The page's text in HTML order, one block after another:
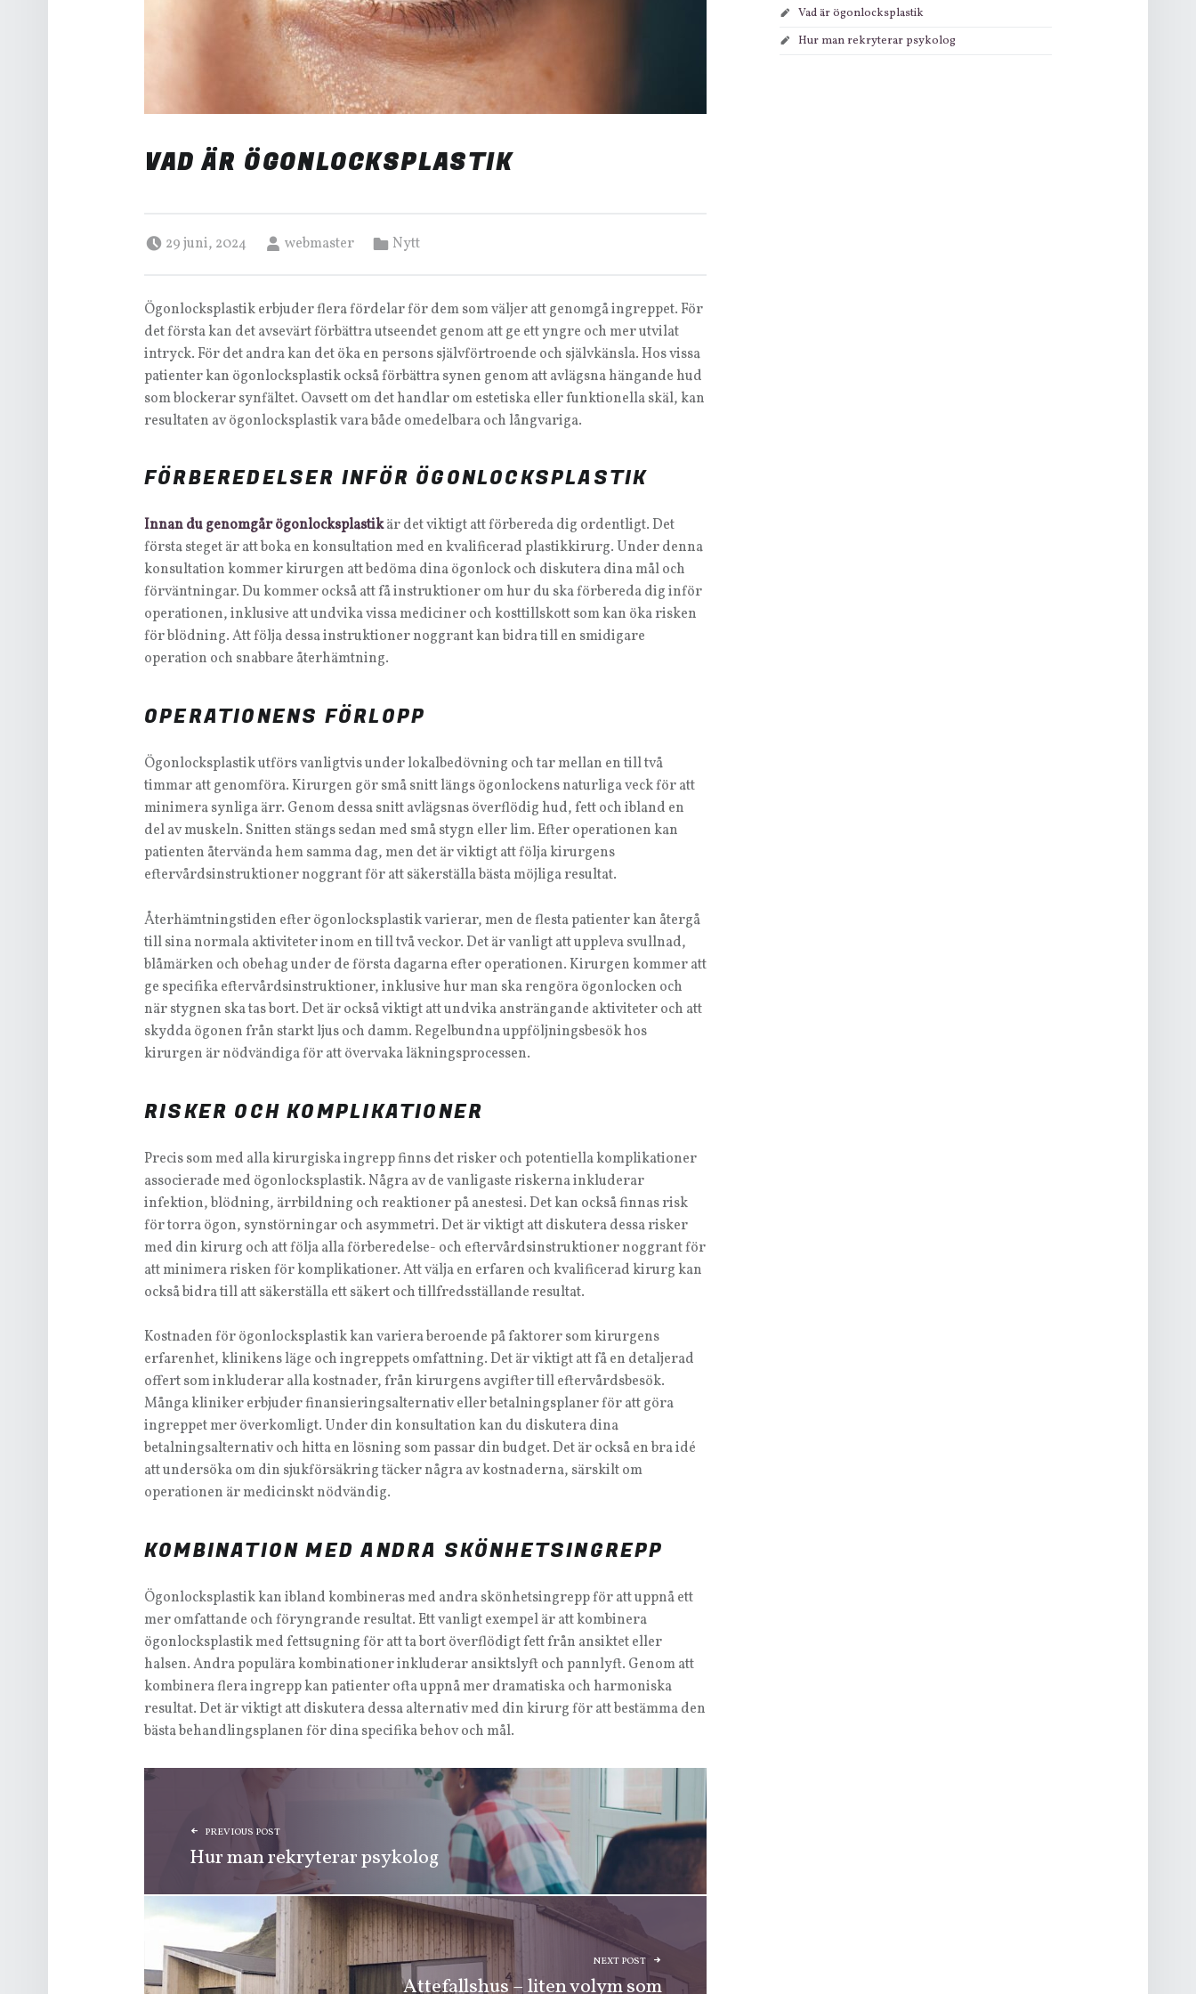
VAD ÄR ÖGONLOCKSPLASTIK
29 juni, 2024 webmaster Nytt
Ögonlocksplastik erbjuder flera fördelar för dem som väljer att genomgå ingreppet. För
det första kan det avsevärt förbättra utseendet genom att ge ett yngre och mer utvilat
intryck. För det andra kan det öka en persons självförtroende och självkänsla. Hos vissa
patienter kan ögonlocksplastik också förbättra synen genom att avlägsna hängande hud
som blockerar synfältet. Oavsett om det handlar om estetiska eller funktionella skäl, kan
resultaten av ögonlocksplastik vara både omedelbara och långvariga.
FÖRBEREDELSER INFÖR ÖGONLOCKSPLASTIK
Innan du genomgår ögonlocksplastikär det viktigt att förbereda dig ordentligt. Det
första steget är att boka en konsultation med en kvalificerad plastikkirurg. Under denna
konsultation kommer kirurgen att bedöma dina ögonlock och diskutera dina mål och
förväntningar. Du kommer också att få instruktioner om hur du ska förbereda dig inför
operationen, inklusive att undvika vissa mediciner och kosttillskott som kan öka risken
för blödning. Att följa dessa instruktioner noggrant kan bidra till en smidigare
operation och snabbare återhämtning.
OPERATIONENS FÖRLOPP
Ögonlocksplastik utförs vanligtvis under lokalbedövning och tar mellan en till två
timmar att genomföra. Kirurgen gör små snitt längs ögonlockens naturliga veck för att
minimera synliga ärr. Genom dessa snitt avlägsnas överflödig hud, fett och ibland en
del av muskeln. Snitten stängs sedan med små stygn eller lim. Efter operationen kan
patienten återvända hem samma dag, men det är viktigt att följa kirurgens
eftervårdsinstruktioner noggrant för att säkerställa bästa möjliga resultat.
Återhämtningstiden efter ögonlocksplastik varierar, men de flesta patienter kan återgå
till sina normala aktiviteter inom en till två veckor. Det är vanligt att uppleva svullnad,
blåmärken och obehag under de första dagarna efter operationen. Kirurgen kommer att
ge specifika eftervårdsinstruktioner, inklusive hur man ska rengöra ögonlocken och
när stygnen ska tas bort. Det är också viktigt att undvika ansträngande aktiviteter och att
skydda ögonen från starkt ljus och damm. Regelbundna uppföljningsbesök hos
kirurgen är nödvändiga för att övervaka läkningsprocessen.
RISKER OCH KOMPLIKATIONER
Precis som med alla kirurgiska ingrepp finns det risker och potentiella komplikationer
associerade med ögonlocksplastik. Några av de vanligaste riskerna inkluderar
infektion, blödning, ärrbildning och reaktioner på anestesi. Det kan också finnas risk
för torra ögon, synstörningar och asymmetri. Det är viktigt att diskutera dessa risker
med din kirurg och att följa alla förberedelse- och eftervårdsinstruktioner noggrant för
att minimera risken för komplikationer. Att välja en erfaren och kvalificerad kirurg kan
också bidra till att säkerställa ett säkert och tillfredsställande resultat.
Kostnaden för ögonlocksplastik kan variera beroende på faktorer som kirurgens
erfarenhet, klinikens läge och ingreppets omfattning. Det är viktigt att få en detaljerad
offert som inkluderar alla kostnader, från kirurgens avgifter till eftervårdsbesök.
Många kliniker erbjuder finansieringsalternativ eller betalningsplaner för att göra
ingreppet mer överkomligt. Under din konsultation kan du diskutera dina
betalningsalternativ och hitta en lösning som passar din budget. Det är också en bra idé
att undersöka om din sjukförsäkring täcker några av kostnaderna, särskilt om
operationen är medicinskt nödvändig.
KOMBINATION MED ANDRA SKÖNHETSINGREPP
Ögonlocksplastik kan ibland kombineras med andra skönhetsingrepp för att uppnå ett
mer omfattande och föryngrande resultat. Ett vanligt exempel är att kombinera
ögonlocksplastik med fettsugning för att ta bort överflödigt fett från ansiktet eller
halsen. Andra populära kombinationer inkluderar ansiktslyft och pannlyft. Genom att
kombinera flera ingrepp kan patienter ofta uppnå mer dramatiska och harmoniska
resultat. Det är viktigt att diskutera dessa alternativ med din kirurg för att bestämma den
bästa behandlingsplanen för dina specifika behov och mål.
INLÄGGSNAVIGERING
PREVIOUS POST
Hur man rekryterar psykolog
NEXT POST
Attefallshus – liten volym som
Vad är ögonlocksplastik
Hur man rekryterar psykolog